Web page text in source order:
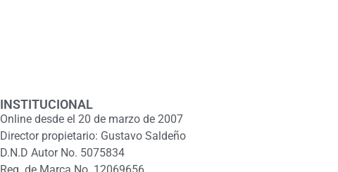
INSTITUCIONAL
Online desde el 20 de marzo de 2007
Director propietario: Gustavo Saldeño
D.N.D Autor No. 5075834